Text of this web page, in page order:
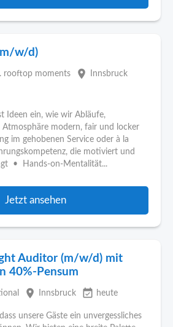
w/d)
rooftop moments place Innsbruck
ein, wie wir Abläufe,
Atmosphäre modern, fair und locker
im gehobenen Service oder à la
die motiviert und
• Hands-on-Mentalität...
Jetzt ansehen
Auditor (m/w/d) mit
40%-Pensum
place Innsbruck event_available heute
unsere Gäste ein unvergessliches